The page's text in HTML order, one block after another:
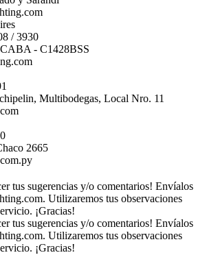
/ 3930
- C1428BSS
Multibodegas, Local Nro. 11
2665
tus sugerencias y/o comentarios! Envíalos
. Utilizaremos tus observaciones
¡Gracias!
tus sugerencias y/o comentarios! Envíalos
. Utilizaremos tus observaciones
¡Gracias!